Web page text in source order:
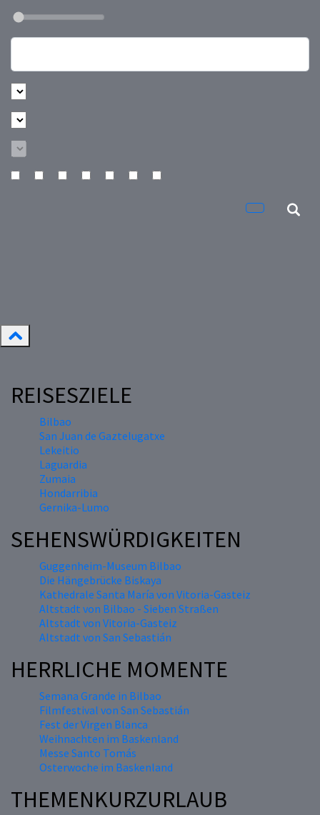
REISESZIELE
Bilbao
San Juan de Gaztelugatxe
Lekeitio
Laguardia
Zumaia
Hondarribia
Gernika-Lumo
SEHENSWÜRDIGKEITEN
Guggenheim-Museum Bilbao
Die Hängebrücke Biskaya
Kathedrale Santa María von Vitoria-Gasteiz
Altstadt von Bilbao - Sieben Straßen
Altstadt von Vitoria-Gasteiz
Altstadt von San Sebastián
HERRLICHE MOMENTE
Semana Grande in Bilbao
Filmfestival von San Sebastián
Fest der Virgen Blanca
Weihnachten im Baskenland
Messe Santo Tomás
Osterwoche im Baskenland
THEMENKURZURLAUB